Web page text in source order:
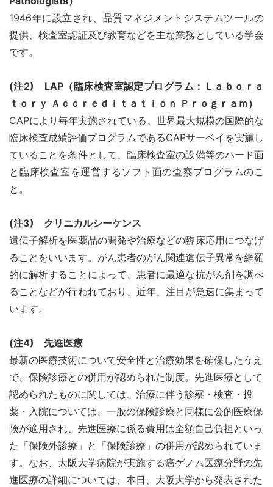
1946年に設立され、品質マネジメントシステムツールの
提供、検査室認証及び教育などを主な業務としている学会
です。
(注2) LAP（臨床検査室認定プログラム：Ｌａｂｏｒａ
ｔｏｒｙ Ａｃｃｒｅｄｉｔａｔｉｏｎ Ｐｒｏｇｒａｍ）
CAPにより毎年実施されている、世界最大規模の国際的な
臨床検査成績評価プログラムであるCAPサーベイを実施し
ていることを条件として、臨床検査室の設備等のハード面
と臨床検査室を運営するソフト面の査察プログラムのこ
と。
(注3) クリニカルシーケンス
遺伝子解析を医薬品の開発や治療などの臨床応用につなげ
ることをいいます。がん患者のがん関連遺伝子異常を網羅
的に解析することによって、患者に最適な抗がん剤を調べ
ることなどが行われており、近年、注目が急速に集まって
います。
(注4) 先進医療
最新の医療技術について安全性と治療効果を確保したうえ
で、保険診療との併用が認められた制度。先進医療として
認められたものに関しては、治療に伴う診察・検査・投
薬・入院については、一般の保険診療と同様に公的医療保
険が適用され、先進医療に係る費用は全額自己負担といっ
た「保険外診療」と「保険診療」の併用が認められていま
す。なお、大阪大学病院が実施する癌ゲノム医療分野の先
進医療の詳細については、本日、大阪大学から発表された